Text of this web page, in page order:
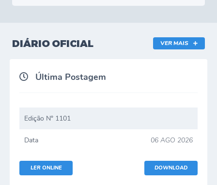
DIÁRIO OFICIAL VER MAIS
Última Postagem
Edição Nº 1101
Data 06 AGO 2026
DOWNLOAD
LER ONLINE